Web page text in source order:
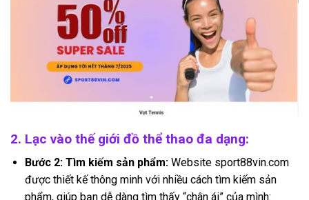
2. Lạc vào thế giới đồ thể thao đa dạng:
Bước 2: Tìm kiếm sản phẩm:Website sport88vin.com
được thiết kế thông minh với nhiều cách tìm kiếm sản
phẩm, giúp bạn dễ dàng tìm thấy “chân ái” của mình: